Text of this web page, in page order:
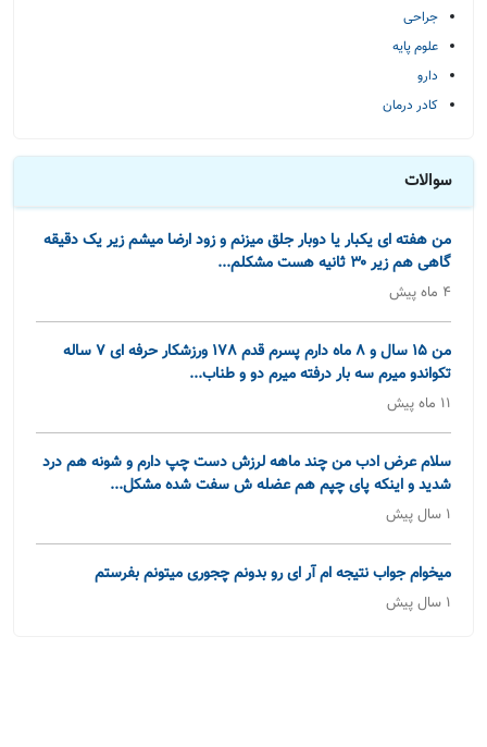
جراحی
علوم پایه
دارو
کادر درمان
سوالات
من هفته ای یکبار یا دوبار جلق میزنم و زود ارضا میشم زیر یک دقیقه
گاهی هم زیر ۳۰ ثانیه هست مشکلم...
4 ماه پیش
من 15 سال و 8 ماه دارم پسرم قدم 178 ورزشکار حرفه ای 7 ساله
تکواندو میرم سه بار درفته میرم دو و طناب...
11 ماه پیش
سلام عرض ادب من چند ماهه لرزش دست چپ دارم و شونه هم درد
شدید و اینکه پای چپم هم عضله ش سفت شده مشکل...
1 سال پیش
میخوام جواب نتیجه ام آر ای رو بدونم چجوری میتونم بفرستم
1 سال پیش